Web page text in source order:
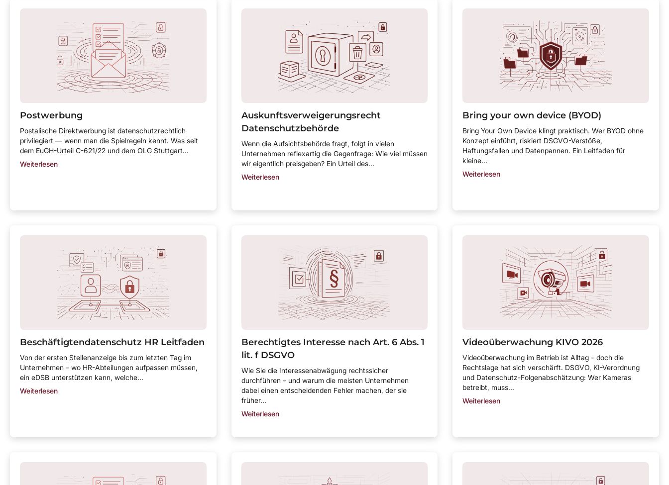
Postwerbung
Postalische Direktwerbung ist datenschutzrechtlich
privilegiert — wenn man die Spielregeln kennt. Was seit
dem EuGH-Urteil C-621/22 und dem OLG Stuttgart...
Weiterlesen
Auskunftsverweigerungsrecht
Datenschutzbehörde
Wenn die Aufsichtsbehörde fragt, folgt in vielen
Unternehmen reflexartig die Gegenfrage: Wie viel müssen
wir eigentlich preisgeben? Ein Urteil des...
Weiterlesen
Bring your own device (BYOD)
Bring Your Own Device klingt praktisch. Wer BYOD ohne
Konzept einführt, riskiert DSGVO-Verstöße,
Haftungsfallen und Datenpannen. Ein Leitfaden für
kleine...
Weiterlesen
Beschäftigtendatenschutz HR Leitfaden
Von der ersten Stellenanzeige bis zum letzten Tag im
Unternehmen – wo HR-Abteilungen aufpassen müssen,
ein eDSB unterstützen kann, welche...
Weiterlesen
Berechtigtes Interesse nach Art. 6 Abs. 1
lit. f DSGVO
Wie Sie die Interessenabwägung rechtssicher
durchführen – und warum die meisten Unternehmen
dabei einen entscheidenden Fehler machen, der sie
früher...
Weiterlesen
Videoüberwachung KIVO 2026
Videoüberwachung im Betrieb ist Alltag – doch die
Rechtslage hat sich verschärft. DSGVO, KI-Verordnung
und Datenschutz-Folgenabschätzung: Wer Kameras
betreibt, muss...
Weiterlesen